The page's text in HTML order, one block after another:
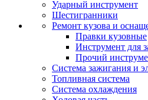
Ударный инструмент
Шестигранники
Ремонт кузова и
Правки кузовные
Инструмент для
Прочий
Система зажигания и
Топливная система
Система охлаждения